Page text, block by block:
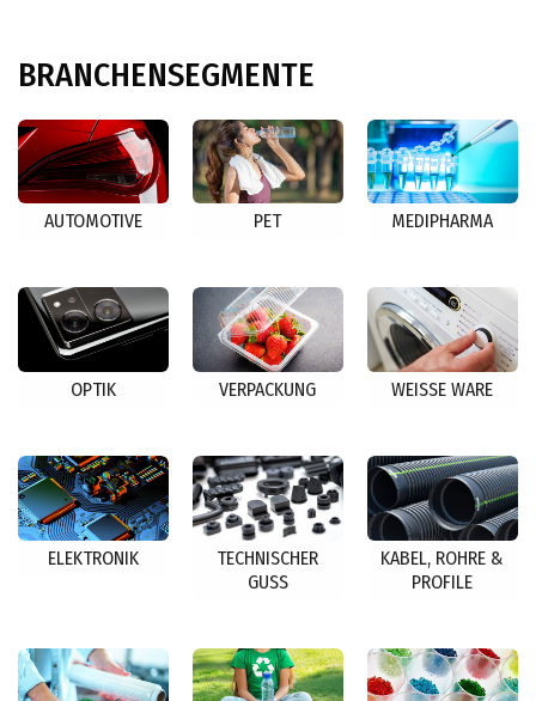
BRANCHENSEGMENTE
AUTOMOTIVE PET MEDIPHARMA
OPTIK VERPACKUNG WEISSE WARE
ELEKTRONIK
TECHNISCHER
GUSS
KABEL, ROHRE &
PROFILE